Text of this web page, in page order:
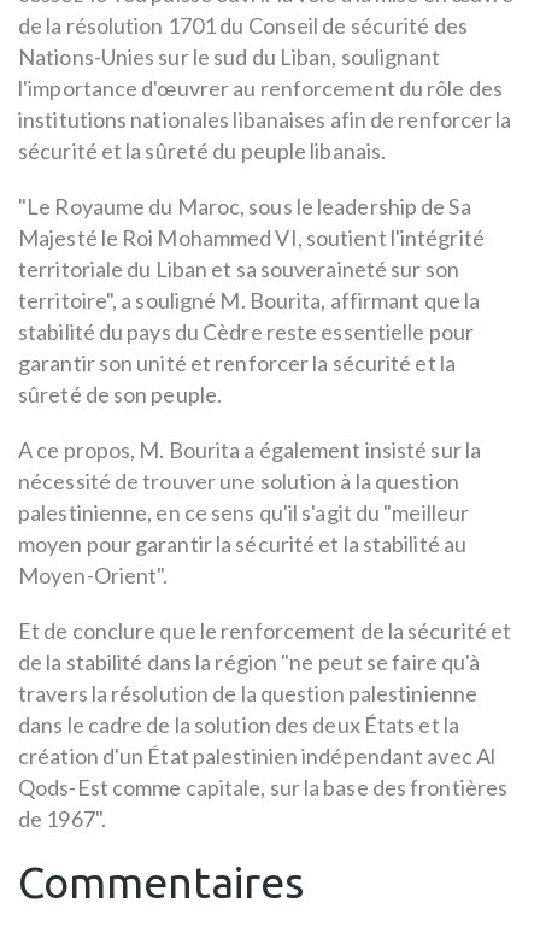
de la résolution 1701 du Conseil de sécurité des
Nations-Unies sur le sud du Liban, soulignant
l'importance d'œuvrer au renforcement du rôle des
institutions nationales libanaises afin de renforcer la
sécurité et la sûreté du peuple libanais.
"Le Royaume du Maroc, sous le leadership de Sa
Majesté le Roi Mohammed VI, soutient l'intégrité
territoriale du Liban et sa souveraineté sur son
territoire", a souligné M. Bourita, affirmant que la
stabilité du pays du Cèdre reste essentielle pour
garantir son unité et renforcer la sécurité et la
sûreté de son peuple.
A ce propos, M. Bourita a également insisté sur la
nécessité de trouver une solution à la question
palestinienne, en ce sens qu'il s'agit du "meilleur
moyen pour garantir la sécurité et la stabilité au
Moyen-Orient".
Et de conclure que le renforcement de la sécurité et
de la stabilité dans la région "ne peut se faire qu'à
travers la résolution de la question palestinienne
dans le cadre de la solution des deux États et la
création d'un État palestinien indépendant avec Al
Qods-Est comme capitale, sur la base des frontières
de 1967".
Commentaires